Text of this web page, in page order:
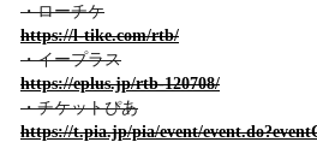
・ローチケ
https://l-tike.com/rtb/
・イープラス
https://eplus.jp/rtb-120708/
・チケットぴあ
https://t.pia.jp/pia/event/